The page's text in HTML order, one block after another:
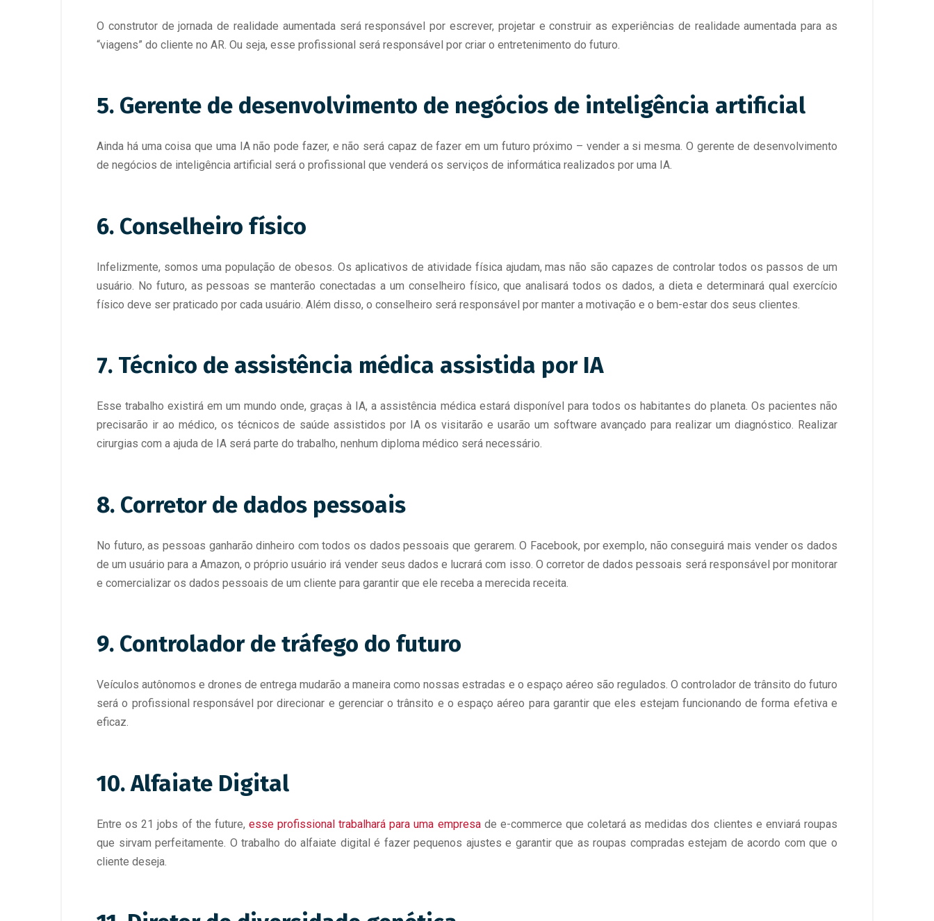
O construtor de jornada de realidade aumentada será responsável por escrever, projetar e construir as experiências de realidade aumentada para as
“viagens” do cliente no AR. Ou seja, esse profissional será responsável por criar o entretenimento do futuro.
5. Gerente de desenvolvimento de negócios de inteligência artificial
Ainda há uma coisa que uma IA não pode fazer, e não será capaz de fazer em um futuro próximo – vender a si mesma. O gerente de desenvolvimento
de negócios de inteligência artificial será o profissional que venderá os serviços de informática realizados por uma IA.
6. Conselheiro físico
Infelizmente, somos uma população de obesos. Os aplicativos de atividade física ajudam, mas não são capazes de controlar todos os passos de um
usuário. No futuro, as pessoas se manterão conectadas a um conselheiro físico, que analisará todos os dados, a dieta e determinará qual exercício
físico deve ser praticado por cada usuário. Além disso, o conselheiro será responsável por manter a motivação e o bem-estar dos seus clientes.
7. Técnico de assistência médica assistida por IA
Esse trabalho existirá em um mundo onde, graças à IA, a assistência médica estará disponível para todos os habitantes do planeta. Os pacientes não
precisarão ir ao médico, os técnicos de saúde assistidos por IA os visitarão e usarão um software avançado para realizar um diagnóstico. Realizar
cirurgias com a ajuda de IA será parte do trabalho, nenhum diploma médico será necessário.
8. Corretor de dados pessoais
No futuro, as pessoas ganharão dinheiro com todos os dados pessoais que gerarem. O Facebook, por exemplo, não conseguirá mais vender os dados
de um usuário para a Amazon, o próprio usuário irá vender seus dados e lucrará com isso. O corretor de dados pessoais será responsável por monitorar
e comercializar os dados pessoais de um cliente para garantir que ele receba a merecida receita.
9. Controlador de tráfego do futuro
Veículos autônomos e drones de entrega mudarão a maneira como nossas estradas e o espaço aéreo são regulados. O controlador de trânsito do futuro
será o profissional responsável por direcionar e gerenciar o trânsito e o espaço aéreo para garantir que eles estejam funcionando de forma efetiva e
eficaz.
10. Alfaiate Digital
Entre os 21 jobs of the future, esse profissional trabalhará para uma empresade e-commerce que coletará as medidas dos clientes e enviará roupas
que sirvam perfeitamente. O trabalho do alfaiate digital é fazer pequenos ajustes e garantir que as roupas compradas estejam de acordo com que o
cliente deseja.